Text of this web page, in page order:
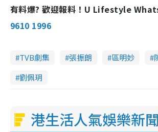
有料爆? 歡迎報料！U Lifestyle
9610 1996
TVB劇集 張振朗 區明妙
劉佩玥
港生活人氣娛樂新聞